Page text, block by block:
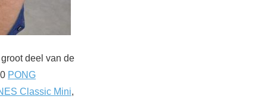
deel van de
PONG
Classic Mini,